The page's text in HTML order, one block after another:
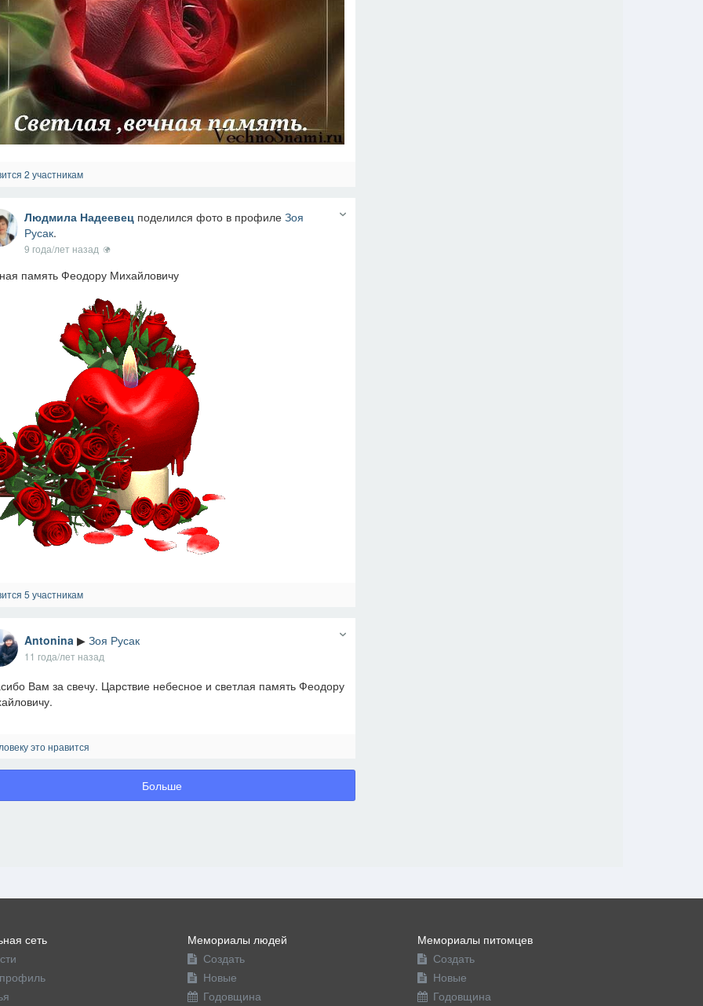
2 участникам
Людмила Надеевец поделился фото в профилеЗоя
Русак.
9 года/лет назад
память Феодору Михайловичу
5 участникам
Antonina ▶Зоя Русак
11 года/лет назад
Вам за свечу. Царствие небесное и светлая память Феодору
это нравится
Больше
сеть
Мемориалы людей
Создать
Новые
Годовщина
Мемориалы питомцев
Создать
Новые
Годовщина